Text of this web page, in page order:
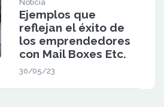
Noticia
Ejemplos que
reflejan el éxito de
los emprendedores
con Mail Boxes Etc.
30/05/23